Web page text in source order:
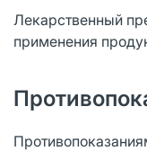
Лекарственный
применения